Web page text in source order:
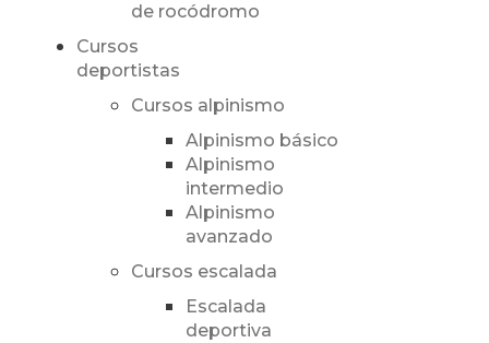
de rocódromo
Cursos
deportistas
Cursos alpinismo
Alpinismo básico
Alpinismo
intermedio
Alpinismo
avanzado
Cursos escalada
Escalada
deportiva